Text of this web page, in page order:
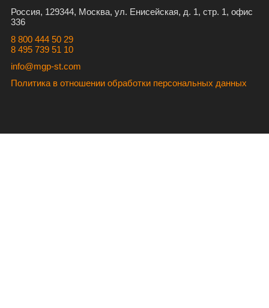
Россия, 129344, Москва, ул. Енисейская, д. 1, стр. 1, офис
336
8 800 444 50 29
8 495 739 51 10
info@mgp-st.com
Политика в отношении обработки персональных данных